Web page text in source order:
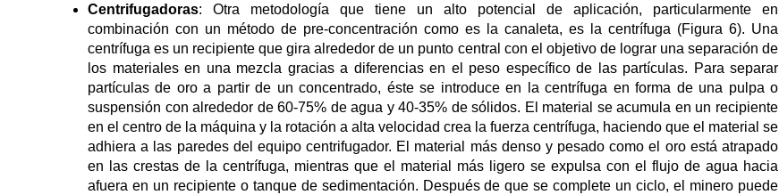
Centrifugadoras: Otra metodología que tiene un alto potencial de aplicación, particularmente en
combinación con un método de pre-concentración como es la canaleta, es la centrífuga (Figura 6). Una
centrífuga es un recipiente que gira alrededor de un punto central con el objetivo de lograr una separación de
los materiales en una mezcla gracias a diferencias en el peso específico de las partículas. Para separar
partículas de oro a partir de un concentrado, éste se introduce en la centrífuga en forma de una pulpa o
suspensión con alrededor de 60-75% de agua y 40-35% de sólidos. El material se acumula en un recipiente
en el centro de la máquina y la rotación a alta velocidad crea la fuerza centrífuga, haciendo que el material se
adhiera a las paredes del equipo centrifugador. El material más denso y pesado como el oro está atrapado
en las crestas de la centrífuga, mientras que el material más ligero se expulsa con el flujo de agua hacia
afuera en un recipiente o tanque de sedimentación. Después de que se complete un ciclo, el minero puede